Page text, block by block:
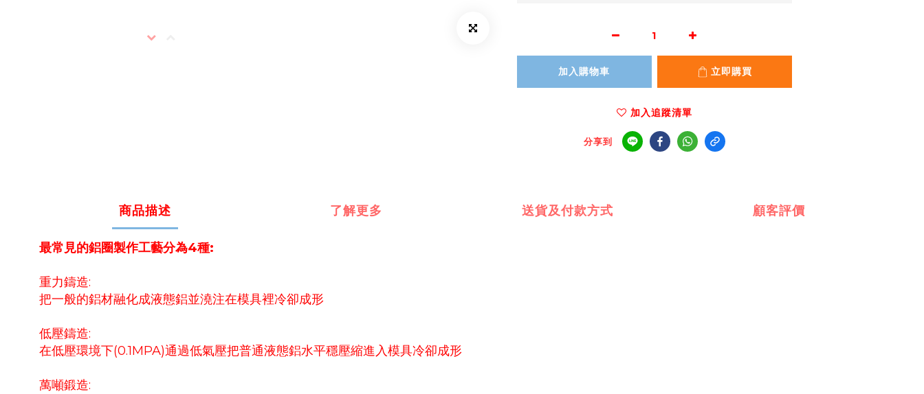
加入購物車 立即購買
加入追蹤清單
分享到
商品描述 了解更多 送貨及付款方式 顧客評價
最常見的鋁圈製作工藝分為4種:
重力鑄造:
把一般的鋁材融化成液態鋁並澆注在模具裡冷卻成形
低壓鑄造:
在低壓環境下(0.1MPA)通過低氣壓把普通液態鋁水平穩壓縮進入模具冷卻成形
萬噸鍛造: